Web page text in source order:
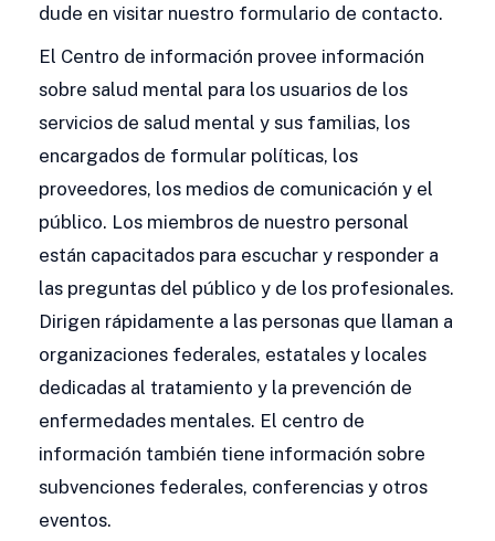
dude en visitar nuestro formulario de contacto.
El Centro de información provee información
sobre salud mental para los usuarios de los
servicios de salud mental y sus familias, los
encargados de formular políticas, los
proveedores, los medios de comunicación y el
público. Los miembros de nuestro personal
están capacitados para escuchar y responder a
las preguntas del público y de los profesionales.
Dirigen rápidamente a las personas que llaman a
organizaciones federales, estatales y locales
dedicadas al tratamiento y la prevención de
enfermedades mentales. El centro de
información también tiene información sobre
subvenciones federales, conferencias y otros
eventos.